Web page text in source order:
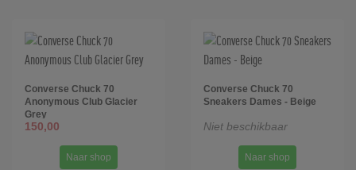
Converse Chuck 70
Anonymous Club Glacier
Grey
150,00
Naar shop
Converse Chuck 70
Sneakers Dames - Beige
Niet beschikbaar
Naar shop